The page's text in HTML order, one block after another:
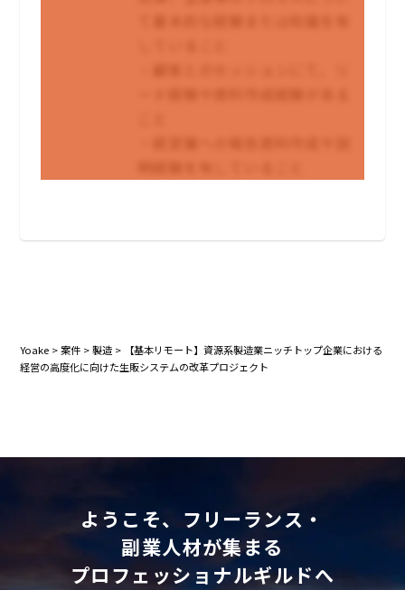
Yoake >案件 >製造 >
【基本リモート】資源系製造業ニッチトップ企業における
経営の高度化に向けた生販システムの改革プロジェクト
ようこそ、フリーランス・
副業人材が集まる
プロフェッショナルギルドへ